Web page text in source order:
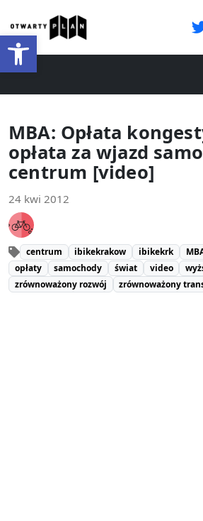
Otwórz pasek narzędzi
MBA: Opłata
opłata za wjazd
centrum [video]
24 kwi 2012
centrum ibikekrakow ibikekrk
opłaty
samochody świat video
zrównoważony rozwój
zrównoważony